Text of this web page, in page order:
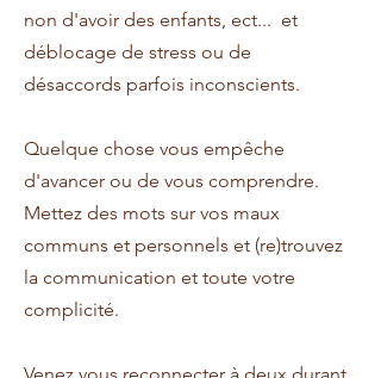
non d'avoir des enfants, ect... et
déblocage de stress ou de
désaccords parfois inconscients.
Quelque chose vous empêche
d'avancer ou de vous comprendre.
Mettez des mots sur vos maux
communs et personnels et (re)trouvez
la communication et toute votre
complicité.